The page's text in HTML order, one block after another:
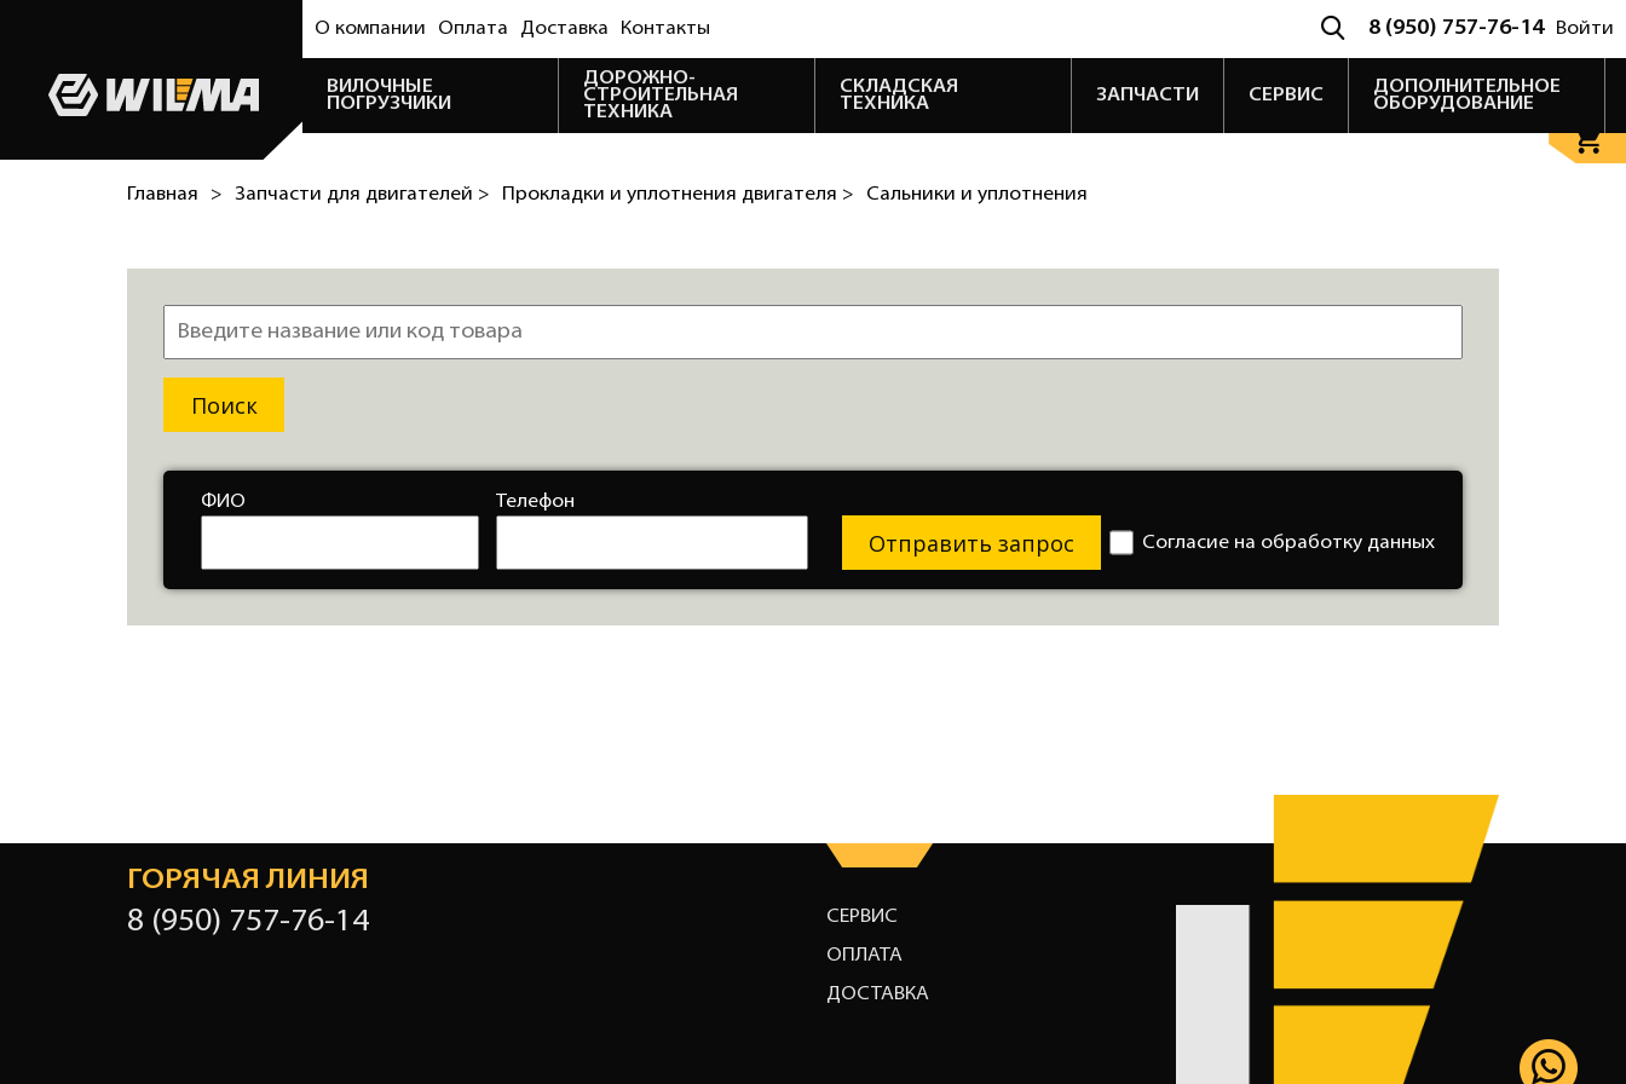
О компании Оплата Доставка Контакты 8 (950) 757-76-14 Войти
ВИЛОЧНЫЕ
ПОГРУЗЧИКИ
ДОРОЖНО-
СТРОИТЕЛЬНАЯ
ТЕХНИКА
СКЛАДСКАЯ
ТЕХНИКА
ЗАПЧАСТИ СЕРВИС
ДОПОЛНИТЕЛЬНОЕ
ОБОРУДОВАНИЕ
Главная > Запчасти для двигателей > Прокладки и уплотнения двигателя > Сальники и уплотнения
ФИО Телефон
Отправить запрос Согласие на обработку данных
ГОРЯЧАЯ ЛИНИЯ
8 (950) 757-76-14
СЕРВИС
ОПЛАТА
ДОСТАВКА